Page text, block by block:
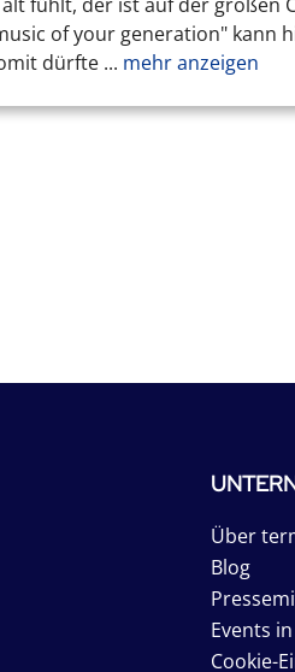
of your generation" kann
dürfte ... mehr anzeigen
Über
Blog
Events
Cookie-